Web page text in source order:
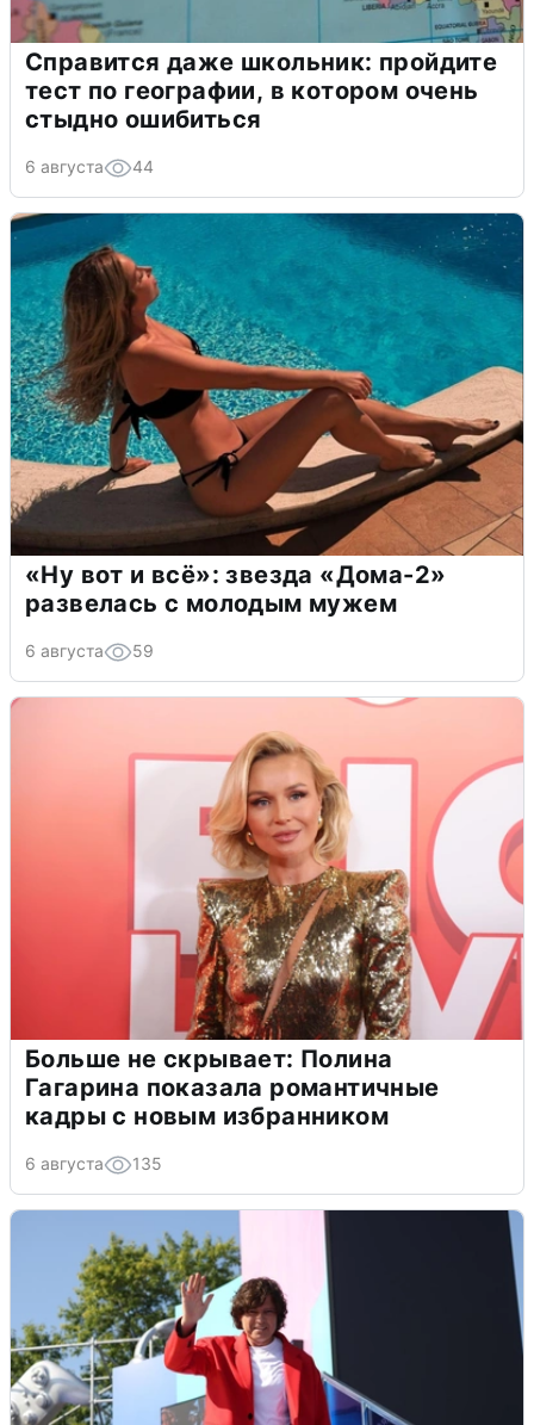
Справится даже школьник: пройдите
тест по географии, в котором очень
стыдно ошибиться
6 августа 44
«Ну вот и всё»: звезда «Дома-2»
развелась с молодым мужем
6 августа 59
Больше не скрывает: Полина
Гагарина показала романтичные
кадры с новым избранником
6 августа 135